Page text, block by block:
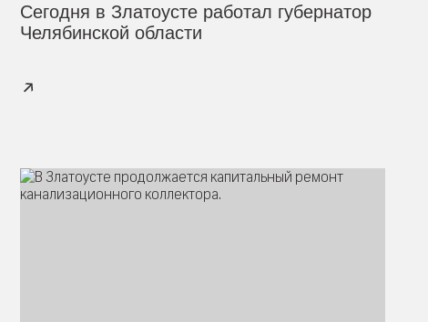
Сегодня в Златоусте работал губернатор
Челябинской области